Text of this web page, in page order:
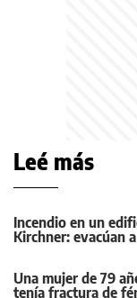
Leé más
Incendio en un
Kirchner: evacúan
Una mujer de 79
tenía fractura de